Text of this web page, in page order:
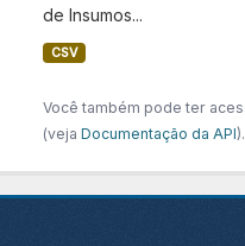
de Insumos...
CSV
Você também pode ter
(veja Documentação da API).